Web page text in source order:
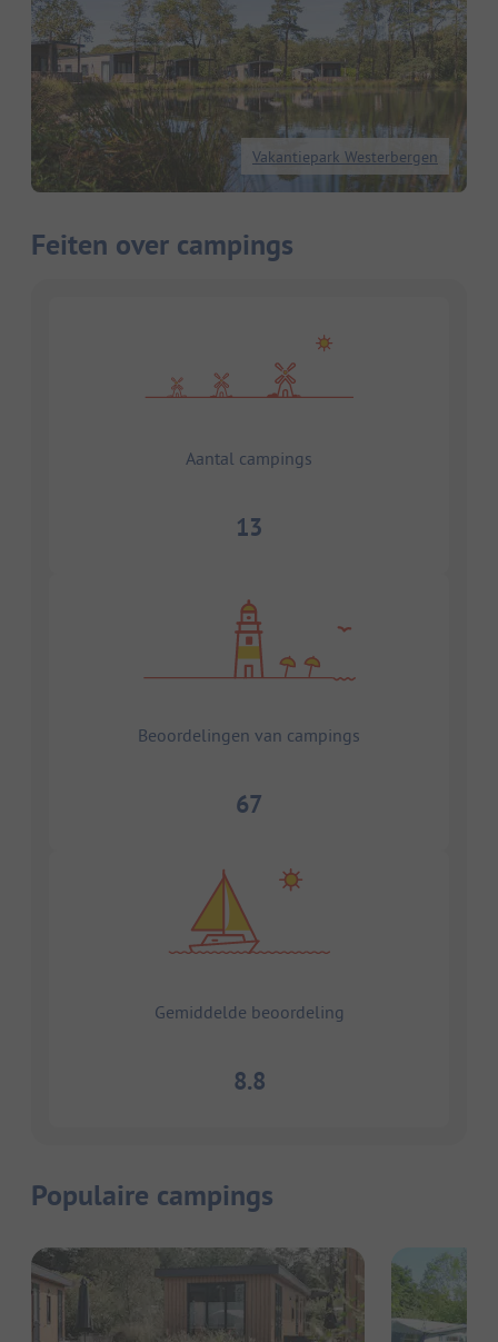
Vakantiepark Westerbergen
Feiten over campings
Aantal campings
13
Beoordelingen van campings
67
Gemiddelde beoordeling
8.8
Populaire campings